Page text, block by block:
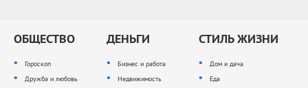
ОБЩЕСТВО
Гороскоп
Дружба и любовь
ДЕНЬГИ
Бизнес и работа
Недвижимость
СТИЛЬ ЖИЗНИ
Дом и дача
Еда